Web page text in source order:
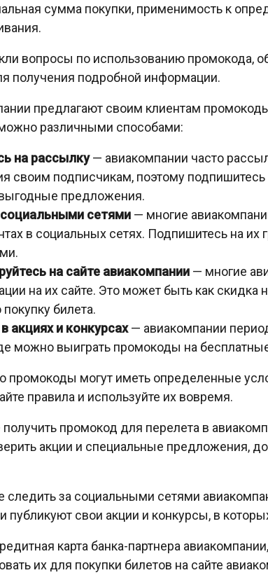
сумма покупки, применимость к
вопросы по использованию промокода,
получения подробной информации.
предлагают своим клиентам
различными способами:
на рассылку— авиакомпании часто
своим подписчикам, поэтому подпишитесь
предложения.
сетями — многие
в социальных сетях. Подпишитесь на их
на сайте авиакомпании — многие
на их сайте. Это может быть как скидка
билета.
акциях и конкурсах— авиакомпании
можно выиграть промокоды на
промокоды могут иметь определенные
правила и используйте их вовремя.
промокод для перелета в
акции и специальные предложения,
за социальными сетями
публикуют свои акции и конкурсы, в
карта банка-партнера
их для покупки билетов на сайте